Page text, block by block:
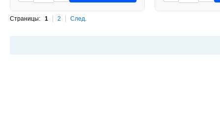
Страницы: 1 2 След.